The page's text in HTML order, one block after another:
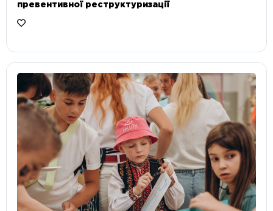
превентивної реструктуризації